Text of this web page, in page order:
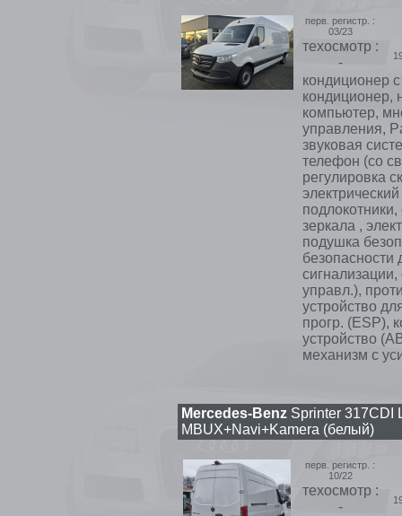
перв. регистр. :
03/23
техосмотр :
-
кондиционер
кондиционер,
компьютер,
управления,
звуковая
телефон (со
регулировка
зеркала ,
подушка
безопасности
управл.),
устройство
прогр. (ESP),
устройство
механизм с
Mercedes-BenzSprinter 317CDI
MBUX+Navi+Kamera (белый)
перв. регистр. :
10/22
техосмотр :
-